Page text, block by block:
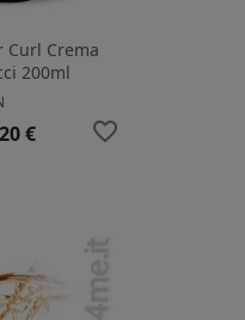
Curl Crema
200ml
€ favorite_border